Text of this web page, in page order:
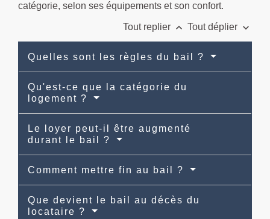
catégorie, selon ses équipements et son confort.
Tout replier keyboard_arrow_up Tout déplier keyboard_arrow_down
Quelles sont les règles du bail ?
Qu'est-ce que la catégorie du
logement ?
Le loyer peut-il être augmenté
durant le bail ?
Comment mettre fin au bail ?
Que devient le bail au décès du
locataire ?